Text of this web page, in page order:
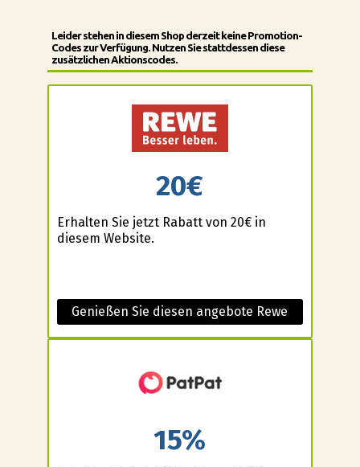
Leider stehen in diesem Shop derzeit keine Promotion-
Codes zur Verfügung. Nutzen Sie stattdessen diese
zusätzlichen Aktionscodes.
20€
Erhalten Sie jetzt Rabatt von 20€ in
diesem Website.
Genießen Sie diesen angebote Rewe
15%